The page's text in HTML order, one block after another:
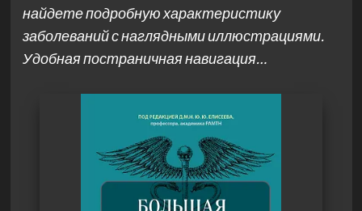
найдете подробную характеристику
заболеваний с наглядными иллюстрациями.
Удобная постраничная навигация…